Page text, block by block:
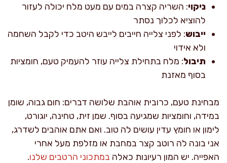
ניקוי: השריה קצרה במים עם מעט מלח יכולה לעזור
להוציא לכלוך נסתר
ייבוש: לפני צלייה חייבים לייבש היטב כדי לקבל השחמה
ולא אידוי
תיבול: מלח בתחילת צלייה עוזר להעמיק טעם, חומציות
בסוף מאזנת
מבחינת טעם, כרובית אוהבת שלושה דברים: חום גבוה, שומן
במידה, וחומציות שמגיעה בסוף. שמן זית, טחינה, יוגורט,
לימון או חומץ עדין עושים לה טוב. ואם אתם אוהבים לשדרג,
אני בונה לה רוטב קצר במחבת או מזלפת מעל אחרי
האפייה. יש המון רעיונות כאלה במתכוני הרטבים שלנו.